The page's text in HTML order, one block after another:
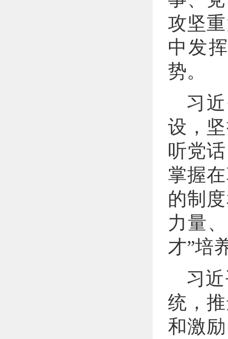
攻坚
中发
势。
习
设，
听党
掌握
的制
力量
才”培
习
统，
和激